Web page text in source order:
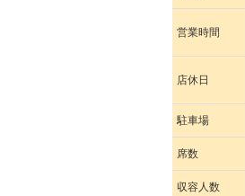
営業時間
店休日
駐車場
席数
収容人数